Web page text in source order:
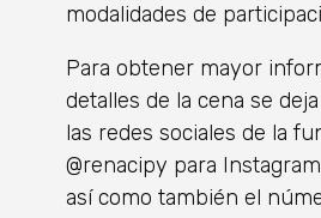
modalidades de
Para obtener mayor
detalles de la cena se
las redes sociales de la
@renacipy para
así como también el